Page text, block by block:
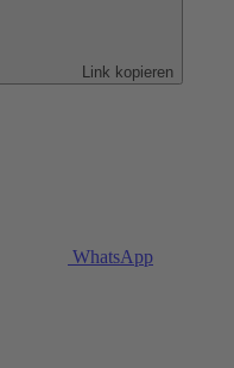
Link kopieren
WhatsApp